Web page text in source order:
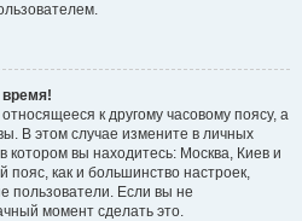
время!
к другому часовому поясу, а
В этом случае измените в личных
котором вы находитесь: Москва, Киев и
пояс, как и большинство настроек,
пользователи. Если вы не
момент сделать это.